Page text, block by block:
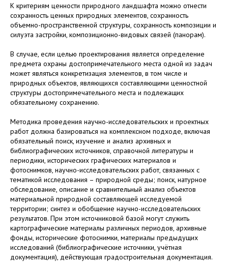
К критериям ценности природного ландшафта можно отнести
сохранность ценных природных элементов, сохранность
объемно-пространственной структуры, сохранность композиции и
силуэта застройки, композиционно-видовых связей (панорам).
В случае, если целью проектирования является определение
предмета охраны достопримечательного места одной из задач
может являться конкретизация элементов, в том числе и
природных объектов, являющихся составляющими ценностной
структуры достопримечательного места и подлежащих
обязательному сохранению.
Методика проведения научно-исследовательских и проектных
работ должна базироваться на комплексном подходе, включая
обязательный поиск, изучение и анализ архивных и
библиографических источников, справочной литературы и
периодики, исторических графических материалов и
фотоснимков, научно-исследовательских работ, связанных с
тематикой исследования – природной среды; поиск, натурное
обследование, описание и сравнительный анализ объектов
материальной природной составляющей исследуемой
территории; синтез и обобщение научно-исследовательских
результатов. При этом источниковой базой могут служить
картографические материалы различных периодов, архивные
фонды, исторические фотоснимки, материалы предыдущих
исследований (библиографические источники, учётная
документация), действующая градостроительная документация.